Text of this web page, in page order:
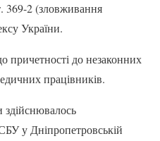
369-2 (зловживання
України.
причетності до незаконних
працівників.
у Дніпропетровській